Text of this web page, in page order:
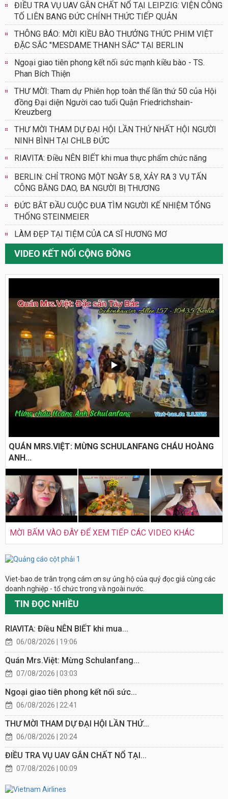
ĐIỀU TRA VỤ UAV GẮN CHẤT NỔ TẠI LEIPZIG: VIỆN CÔNG
TỐ LIÊN BANG ĐỨC CHÍNH THỨC TIẾP QUẢN
THÔNG BÁO: MỜI KIỀU BÀO THƯỞNG THỨC PHIM VIỆT
ĐẶC SẮC "MESDAME THANH SẮC" TẠI BERLIN
Ngoại giao tiên phong kết nối sức mạnh kiều bào - TS.
Phan Bích Thiện
THƯ MỜI: Tham dự Phiên họp toàn thể lần thứ 50 của Hội
đồng Đại diện Người cao tuổi Quận Friedrichshain-
Kreuzberg
THƯ MỜI THAM DỰ ĐẠI HỘI LẦN THỨ NHẤT HỘI NGƯỜI
NINH BÌNH TẠI CHLB ĐỨC
RIAVITA: Điều NÊN BIẾT khi mua thực phẩm chức năng
BERLIN: CHỈ TRONG MỘT NGÀY 5.8, XẢY RA 3 VỤ TẤN
CÔNG BẰNG DAO, BA NGƯỜI BỊ THƯƠNG
ĐỨC BẮT ĐẦU CUỘC ĐUA TÌM NGƯỜI KẾ NHIỆM TỔNG
THỐNG STEINMEIER
LÀM ĐẸP TẠI TIỆM CỦA CA SĨ HƯƠNG MƠ
VIDEO KẾT NỐI CỘNG ĐỒNG
QUÁN MRS.VIỆT: MỪNG SCHULANFANG CHÁU HOÀNG
ANH...
MỜI BẤM VÀO ĐÂY ĐỂ XEM TIẾP CÁC VIDEO KHÁC
Viet-bao.de trân trọng cám ơn sự ủng hộ của quý đọc giả cùng các
doanh nghiệp - tổ chức trong và ngoài nước.
TIN ĐỌC NHIỀU
RIAVITA: Điều NÊN BIẾT khi mua...
06/08/2026 | 19:06
Quán Mrs.Việt: Mừng Schulanfang...
07/08/2026 | 03:03
Ngoại giao tiên phong kết nối sức...
06/08/2026 | 22:41
THƯ MỜI THAM DỰ ĐẠI HỘI LẦN THỨ...
06/08/2026 | 20:24
ĐIỀU TRA VỤ UAV GẮN CHẤT NỔ TẠI...
07/08/2026 | 00:09